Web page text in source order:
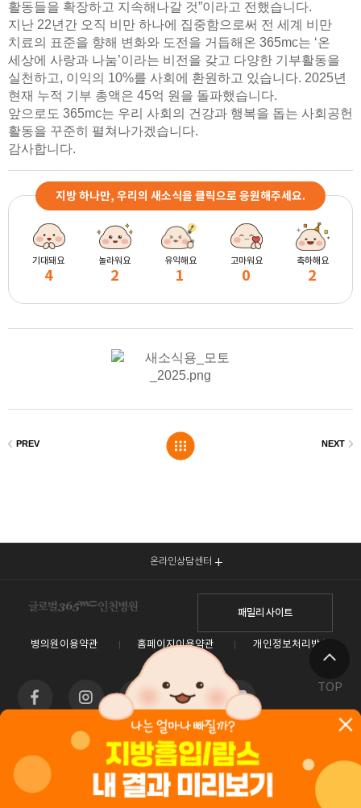
활동들을 확장하고 지속해나갈 것”이라고 전했습니다.
지난 22년간 오직 비만 하나에 집중함으로써 전 세계 비만
치료의 표준을 향해 변화와 도전을 거듭해온 365mc는 ‘온
세상에 사랑과 나눔’이라는 비전을 갖고 다양한 기부활동을
실천하고, 이익의 10%를 사회에 환원하고 있습니다. 2025년
현재 누적 기부 총액은 45억 원을 돌파했습니다.
앞으로도 365mc는 우리 사회의 건강과 행복을 돕는 사회공헌
활동을 꾸준히 펼쳐나가겠습니다.
감사합니다.
지방 하나만, 우리의 새소식을 클릭으로 응원해주세요.
기대돼요
4
놀라워요
2
유익해요
1
고마워요
0
축하해요
2
TOP
온라인상담센터
패밀리 사이트
병의원이용약관 홈페이지이용약관 개인정보처리방침
인천광역시 남동구 예술로 138(구월동) 이토타워 4층 글로벌365mc병원
대표전화 1577-3653
사업자등록번호 : 550-26-00960 / 안재현
홈페이지관리 (주)365mc / 서울특별시 서초구 서초대로52길 7, 3~4층(서초동, 제일빌딩) /